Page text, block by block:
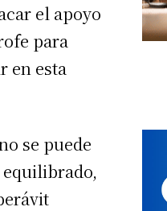
el apoyo
para
en esta
se puede